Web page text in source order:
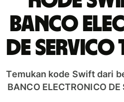
BANCO
DE
Temukan kode Swift dari
BANCO ELECTRONICO